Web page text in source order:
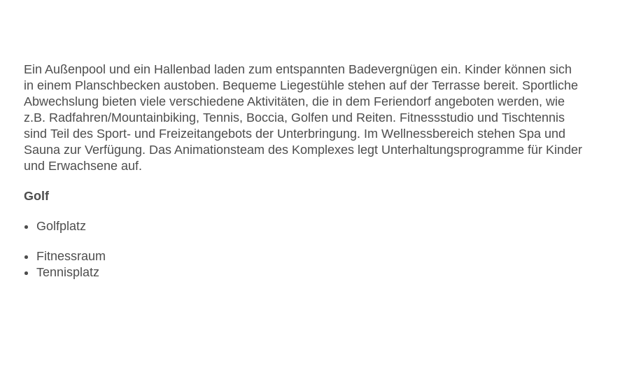
Ein Außenpool und ein Hallenbad laden zum entspannten Badevergnügen ein. Kinder können sich
in einem Planschbecken austoben. Bequeme Liegestühle stehen auf der Terrasse bereit. Sportliche
Abwechslung bieten viele verschiedene Aktivitäten, die in dem Feriendorf angeboten werden, wie
z.B. Radfahren/Mountainbiking, Tennis, Boccia, Golfen und Reiten. Fitnessstudio und Tischtennis
sind Teil des Sport- und Freizeitangebots der Unterbringung. Im Wellnessbereich stehen Spa und
Sauna zur Verfügung. Das Animationsteam des Komplexes legt Unterhaltungsprogramme für Kinder
und Erwachsene auf.
Golf
Golfplatz
Fitnessraum
Tennisplatz